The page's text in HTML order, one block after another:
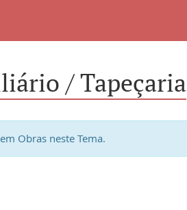
/ Tapeçaria
Obras neste Tema.